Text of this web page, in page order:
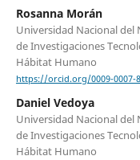
Rosanna Morán
Universidad Nacional
de Investigaciones
Hábitat Humano
https://orcid.org/0009-0007-
Daniel Vedoya
Universidad Nacional
de Investigaciones
Hábitat Humano